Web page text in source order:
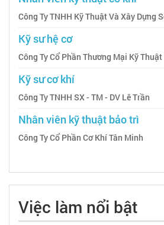
Công Ty TNHH Kỹ Thuật Và Xây Dựng
Kỹ sư hệ cơ
Công Ty Cổ Phần Thương Mại Kỹ
Kỹ sư cơ khí
Công Ty TNHH SX - TM - DV Lê Trần
Nhân viên kỹ thuật bảo trì
Công Ty Cổ Phần Cơ Khí Tân Minh
Việc làm nổi bật